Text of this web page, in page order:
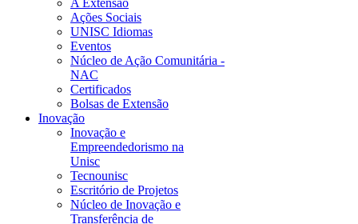
A Extensão
Ações Sociais
UNISC Idiomas
Eventos
Núcleo de Ação Comunitária -
NAC
Certificados
Bolsas de Extensão
Inovação
Inovação e
Empreendedorismo na
Unisc
Tecnounisc
Escritório de Projetos
Núcleo de Inovação e
Transferência de